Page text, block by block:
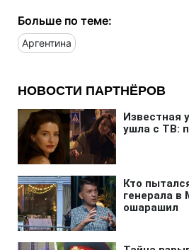
Больше по теме:
Аргентина